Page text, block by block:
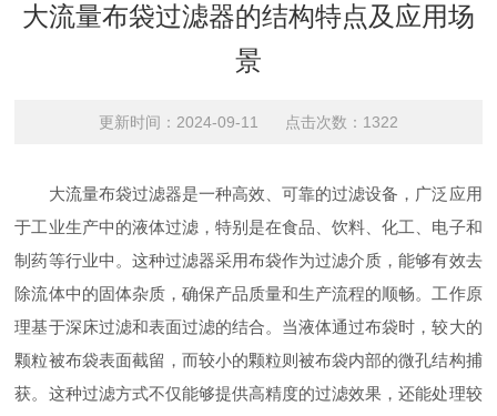
大流量布袋过滤器的结构特点及应用场
景
更新时间：2024-09-11 点击次数：1322
大流量布袋过滤器是一种高效、可靠的过滤设备，广泛应用
于工业生产中的液体过滤，特别是在食品、饮料、化工、电子和
制药等行业中。这种过滤器采用布袋作为过滤介质，能够有效去
除流体中的固体杂质，确保产品质量和生产流程的顺畅。工作原
理基于深床过滤和表面过滤的结合。当液体通过布袋时，较大的
颗粒被布袋表面截留，而较小的颗粒则被布袋内部的微孔结构捕
获。这种过滤方式不仅能够提供高精度的过滤效果，还能处理较